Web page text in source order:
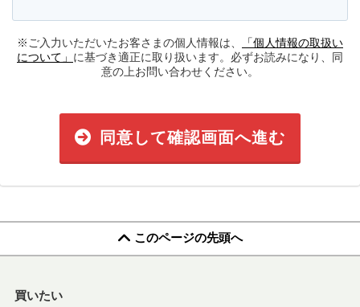
※ご入力いただいたお客さまの個人情報は、
「個人情報の取扱い
について」 に基づき適正に取り扱います。必ずお読みになり、同
意の上お問い合わせください。
同意して確認画面へ進む
このページの先頭へ
買いたい